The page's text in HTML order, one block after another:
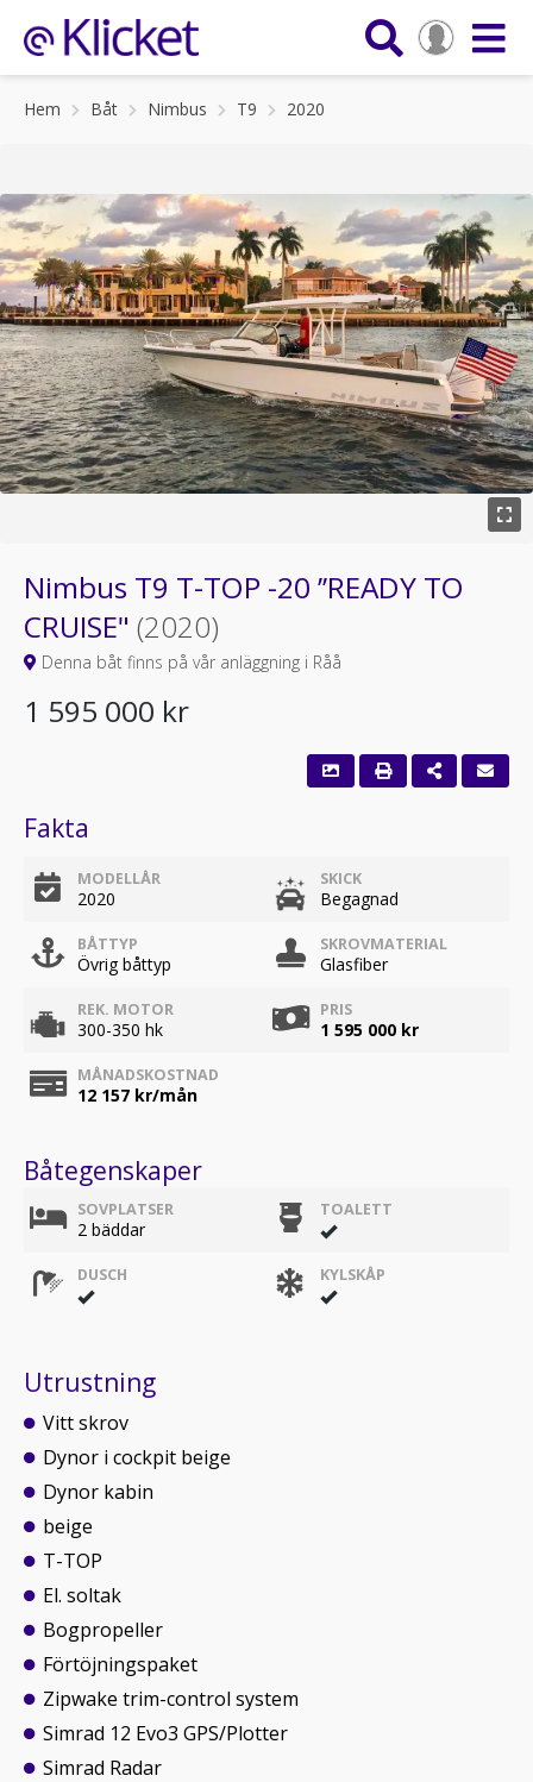
Hem Båt Nimbus T9 2020
Nimbus T9 T-TOP -20 ’’READY TO
CRUISE" (2020)
Denna båt finns på vår anläggning i Råå
1 595 000 kr
Fakta
MODELLÅR
2020
SKICK
Begagnad
BÅTTYP
Övrig båttyp
SKROVMATERIAL
Glasfiber
REK. MOTOR
300-350 hk
PRIS
1 595 000 kr
MÅNADSKOSTNAD
12 157 kr/mån
Båtegenskaper
SOVPLATSER
2 bäddar
TOALETT
DUSCH KYLSKÅP
Utrustning
Vitt skrov
Dynor i cockpit beige
Dynor kabin
beige
T-TOP
El. soltak
Bogpropeller
Förtöjningspaket
Zipwake trim-control system
Simrad 12 Evo3 GPS/Plotter
Simrad Radar